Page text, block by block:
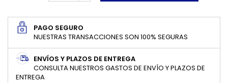
PAGO SEGURO
NUESTRAS TRANSACCIONES SON 100% SEGURAS
ENVÍOS Y PLAZOS DE ENTREGA
CONSULTA NUESTROS GASTOS DE ENVÍO Y PLAZOS DE
ENTREGA